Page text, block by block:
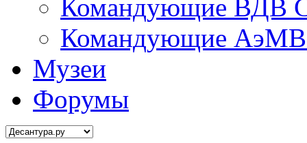
Командующие ВДВ
Командующие АэМВ
Музеи
Форумы